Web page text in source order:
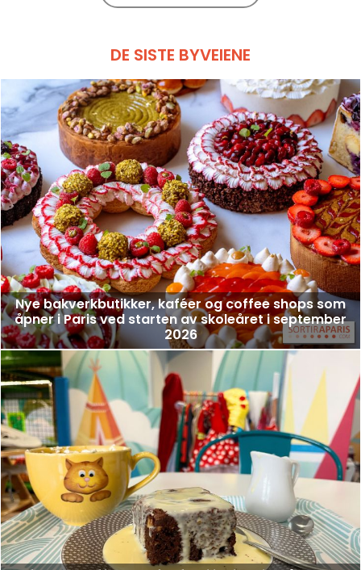
DE SISTE BYVEIENE
Nye bakverkbutikker, kaféer og coffee shops som
åpner i Paris ved starten av skoleåret i september
2026